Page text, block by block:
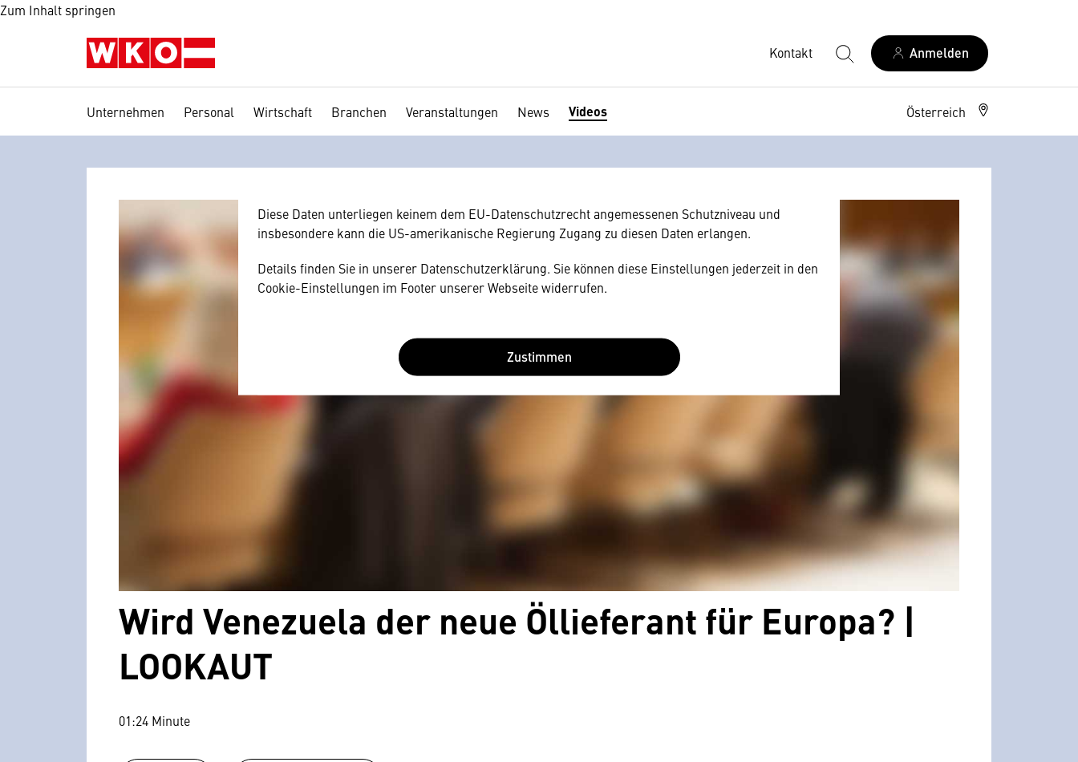
Zum Inhalt springen
Kontakt Anmelden
Unternehmen Personal Wirtschaft Branchen Veranstaltungen News Videos Österreich
Wir benötigen Ihre Zustimmung
Diese Daten unterliegen keinem dem EU-Datenschutzrecht angemessenen Schutzniveau und
insbesondere kann die US-amerikanische Regierung Zugang zu diesen Daten erlangen.
Details finden Sie in unserer Datenschutzerklärung. Sie können diese Einstellungen jederzeit in den
Cookie-Einstellungen im Footer unserer Webseite widerrufen.
Zustimmen
Wird Venezuela der neue Öllieferant für Europa? |
LOOKAUT
01:24 Minute